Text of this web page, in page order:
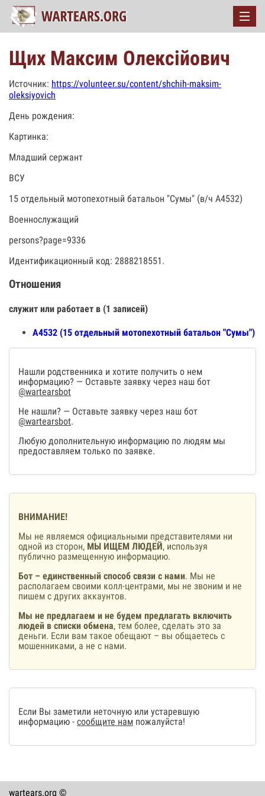
Щих Максим Олексійович
Источник: https://volunteer.su/content/shchih-maksim-
oleksiyovich
День рождения:
Картинка:
Младший сержант
ВСУ
15 отдельный мотопехотный батальон "Сумы" (в/ч А4532)
Военнослужащий
persons?page=9336
Идентификационный код: 2888218551.
Отношения
служит или работает в (1 записей)
А4532 (15 отдельный мотопехотный батальон "Сумы")
Нашли родственника и хотите получить о нем
информацию? — Оставьте заявку через наш бот
@wartearsbot
Не нашли? — Оставьте заявку через наш бот
@wartearsbot.
Любую дополнительную информацию по людям мы
предоставляем только по заявке.
ВНИМАНИЕ!
Мы не являемся официальными представителями ни
одной из сторон, МЫ ИЩЕМ ЛЮДЕЙ, используя
публично размещенную информацию.
Бот – единственный способ связи с нами. Мы не
располагаем своими колл-центрами, мы не звоним и не
пишем с других аккаунтов.
Мы не предлагаем и не будем предлагать включить
людей в списки обмена, тем более, сделать это за
деньги. Если вам такое обещают – вы общаетесь с
мошенниками, а не с нами.
Если Вы заметили неточную или устаревшую
информацию - сообщите нам пожалуйста!
wartears.org ©